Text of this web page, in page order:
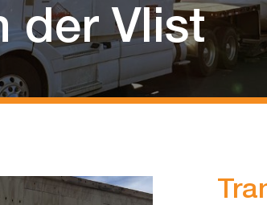
der Vlist